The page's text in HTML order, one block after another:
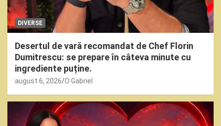
DIVERSE
Desertul de vară recomandat de Chef Florin
Dumitrescu: se prepare în câteva minute cu
ingrediente puține.
august 6, 2026 O Gabriel